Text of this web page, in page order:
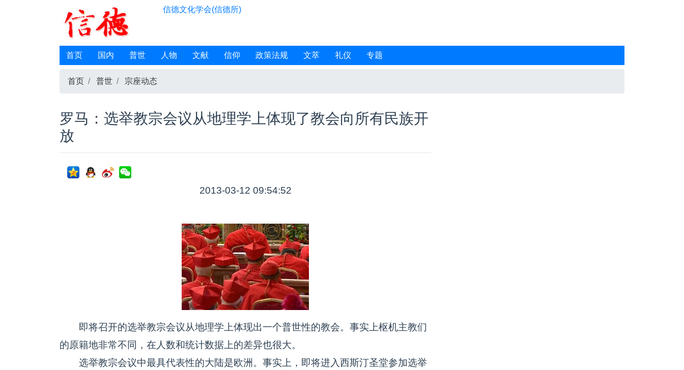
信德文化学会(信德所)
首页 国内 普世 人物 文献 信仰 政策法规 文萃 礼仪 专题
首页 普世 宗座动态
罗马：选举教宗会议从地理学上体现了教会向所有民族开
放
2013-03-12 09:54:52
即将召开的选举教宗会议从地理学上体现出一个普世性的教会。事实上枢机主教们
的原籍地非常不同，在人数和统计数据上的差异也很大。
选举教宗会议中最具代表性的大陆是欧洲。事实上，即将进入西斯汀圣堂参加选举